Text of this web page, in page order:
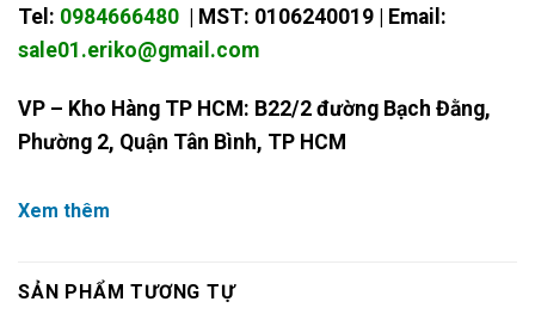
Tel: 0984666480 | MST: 0106240019 | Email:
sale01.eriko@gmail.com
VP – Kho Hàng TP HCM: B22/2 đường Bạch Đằng,
Phường 2, Quận Tân Bình, TP HCM
Xem thêm
SẢN PHẨM TƯƠNG TỰ